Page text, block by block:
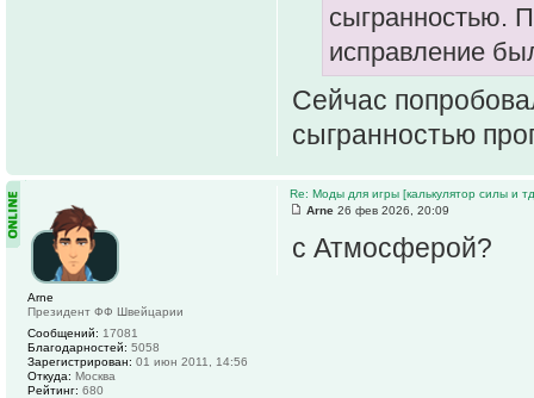
сыгранностью.
исправление
Сейчас
сыгранностью
Re: Моды для игры [калькулятор силы и
Arne 26 фев 2026, 20:09
с Атмосферой?
Arne
Президент ФФ Швейцарии
Сообщений: 17081
Благодарностей: 5058
Зарегистрирован: 01 июн 2011, 14:56
Откуда: Москва
Рейтинг: 680